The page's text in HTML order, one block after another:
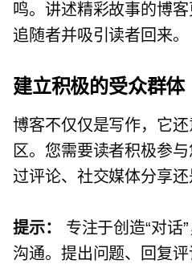
鸣。讲述精彩故事的博
追随者并吸引读者回来。
建立积极的受众群体
博客不仅仅是写作，它
区。您需要读者积极参
过评论、社交媒体分享还
提示： 专注于创造“对话
沟通。提出问题、回复